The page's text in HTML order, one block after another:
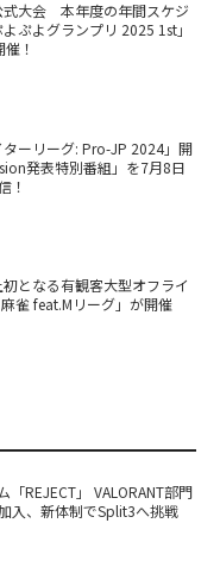
式大会 本年度の年間スケジ
ぷよグランプリ 2025 1st」
！
ターリーグ: Pro-JP 2024」開
発表特別番組」を7月8日
！
となる有観客大型オフライ
雀 feat.Mリーグ」が開催
「REJECT」 VALORANT部門
入、新体制でSplit3へ挑戦